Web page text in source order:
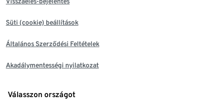
Süti (cookie) beállítások
Általános Szerződési Feltételek
Akadálymentességi nyilatkozat
Válasszon országot